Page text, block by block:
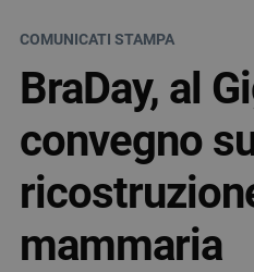
COMUNICATI STAMPA
BraDay, al
convegno
mammaria